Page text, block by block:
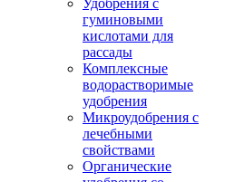
Удобрения с
гуминовыми
кислотами для
рассады
Комплексные
водорастворимые
удобрения
Микроудобрения с
лечебными
свойствами
Органические